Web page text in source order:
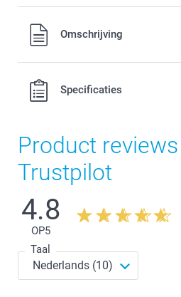
Alle prijzen zijn in EURO (€)
verzendkosten.Omschrijving
Specificaties
Product
Trustpilot
4.8
OP5
Taal